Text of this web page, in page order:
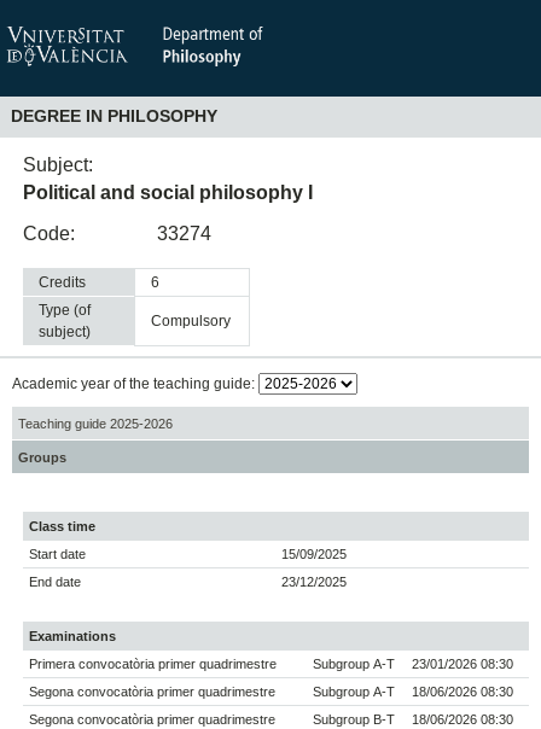
DEGREE IN PHILOSOPHY
Subject:
Political and social philosophy I
Code:
33274
Credits
6
Type (of
subject)
compulsory
Academic year of the teaching guide:
Teaching guide 2025-2026
Groups
Class time
Start date
15/09/2025
End date
23/12/2025
Examinations
Primera convocatòria primer quadrimestre
Subgroup A-T
23/01/2026 08:30
Segona convocatòria primer quadrimestre
Subgroup A-T
18/06/2026 08:30
Segona convocatòria primer quadrimestre
Subgroup B-T
18/06/2026 08:30